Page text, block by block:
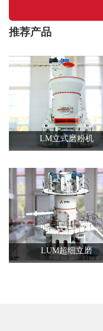
推荐产品
LM立式磨粉机
LUM超细立磨